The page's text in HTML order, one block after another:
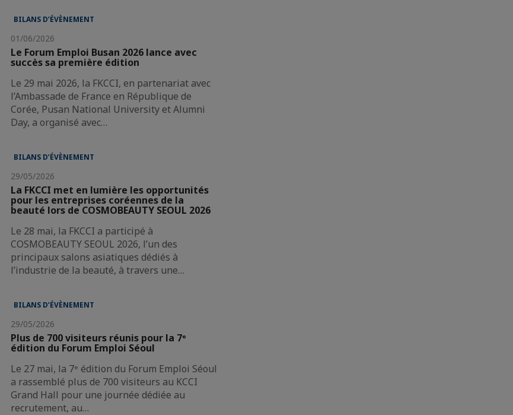
BILANS D’ÉVÈNEMENT
01/06/2026
Le Forum Emploi Busan 2026 lance avec
succès sa première édition
Le 29 mai 2026, la FKCCI, en partenariat avec
l’Ambassade de France en République de
Corée, Pusan National University et Alumni
Day, a organisé avec…
BILANS D’ÉVÈNEMENT
29/05/2026
La FKCCI met en lumière les opportunités
pour les entreprises coréennes de la
beauté lors de COSMOBEAUTY SEOUL 2026
Le 28 mai, la FKCCI a participé à
COSMOBEAUTY SEOUL 2026, l’un des
principaux salons asiatiques dédiés à
l’industrie de la beauté, à travers une…
BILANS D’ÉVÈNEMENT
29/05/2026
Plus de 700 visiteurs réunis pour la 7ᵉ
édition du Forum Emploi Séoul
Le 27 mai, la 7ᵉ édition du Forum Emploi Séoul
a rassemblé plus de 700 visiteurs au KCCI
Grand Hall pour une journée dédiée au
recrutement, au…